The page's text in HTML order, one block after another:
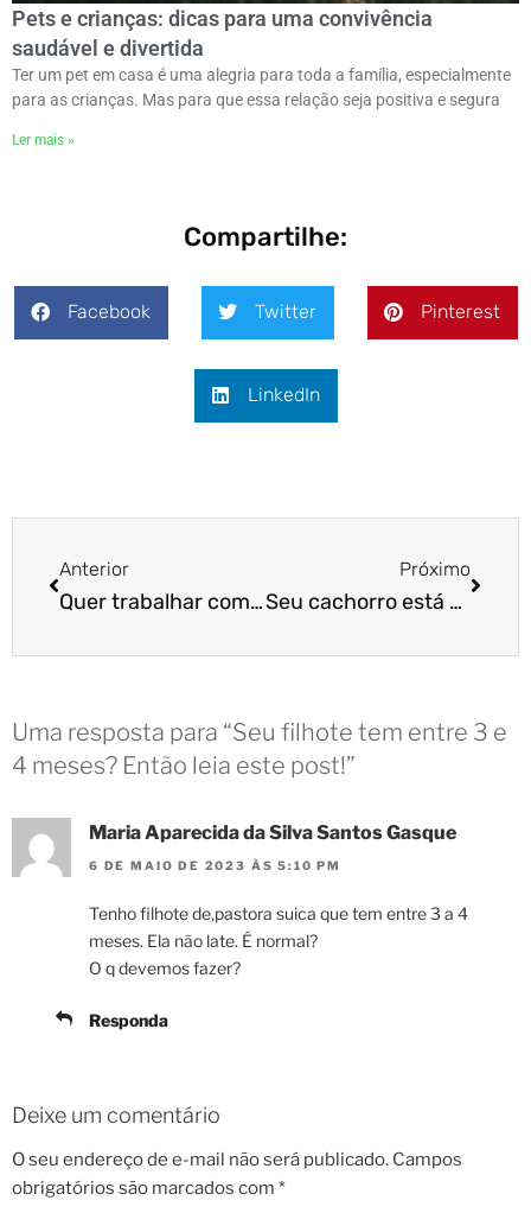
Pets e crianças: dicas para uma convivência
saudável e divertida
Ter um pet em casa é uma alegria para toda a família, especialmente
para as crianças. Mas para que essa relação seja positiva e segura
Ler mais »
Compartilhe:
Facebook Twitter Pinterest
LinkedIn
Anterior
Quer trabalhar com o que ama? Então, venha conhecer a franquia Cão Cidadão
Próximo
Seu cachorro está de férias e você não? O que fazer
Uma resposta para “Seu filhote tem entre 3 e
4 meses? Então leia este post!”
Maria Aparecida da Silva Santos Gasque
6 DE MAIO DE 2023 ÀS 5:10 PM
Tenho filhote de,pastora suica que tem entre 3 a 4
meses. Ela não late. É normal?
O q devemos fazer?
Responda
Deixe um comentário
O seu endereço de e-mail não será publicado. Campos
obrigatórios são marcados com *